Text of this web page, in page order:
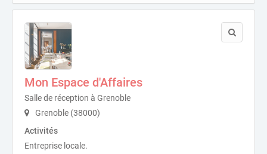
Mon Espace d'Affaires
Salle de réception à Grenoble
Grenoble (38000)
Activités
Entreprise locale.